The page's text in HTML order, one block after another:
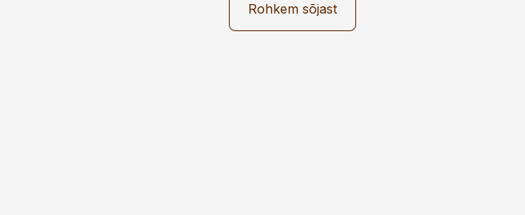
Rohkem sõjast